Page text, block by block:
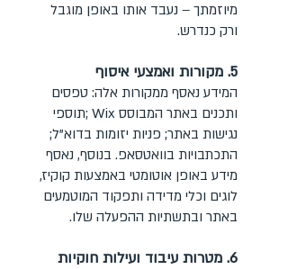
מיוזמתך – נעבד אותו באופן מוגבל
ורק כנדרש.
5. מקורות ואמצעי איסוף
המידע נאסף ממקורות אלה: טפסים
ותכנים באתר המבוסס Wix ;תוספי
נגישות באתר; פניות יזומות בדוא"ל;
התכתבויות בוואטסאפ. בנוסף, נאסף
מידע באופן אוטומטי באמצעות קוקיז,
לוגים וכלי מדידה ותפקוד המוטמעים
באתר ובתשתיות ההפעלה שלו.
6. מטרות עיבוד ועילות חוקיות